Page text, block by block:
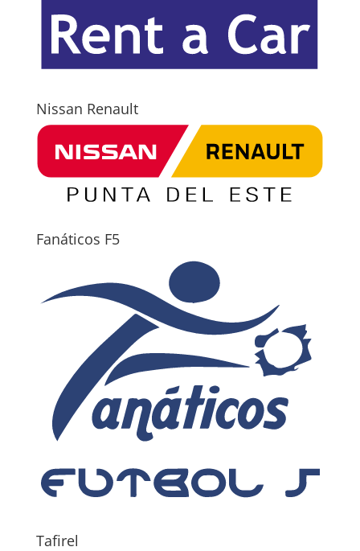
Nissan Renault
Fanáticos F5
Tafirel